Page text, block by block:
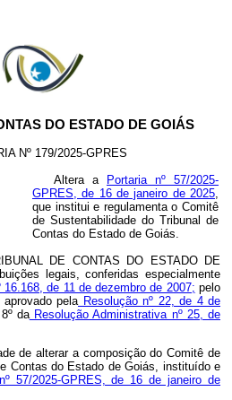
DO ESTADO DE GOIÁS
Nº 179/2025-GPRES
Altera a Portaria nº 57/2025-
GPRES, de 16 de janeiro de 2025
que institui e regulamenta o Comitê
de Sustentabilidade do Tribunal de
Contas do Estado de Goiás.
DE CONTAS DO ESTADO DE
legais, conferidas especialmente
de 11 de dezembro de 2007; pelo
pela Resolução nº 22, de 4 de
daResolução Administrativa nº 25, de
de alterar a composição do Comitê de
Contas do Estado de Goiás, instituído e
57/2025-GPRES, de 16 de janeiro de